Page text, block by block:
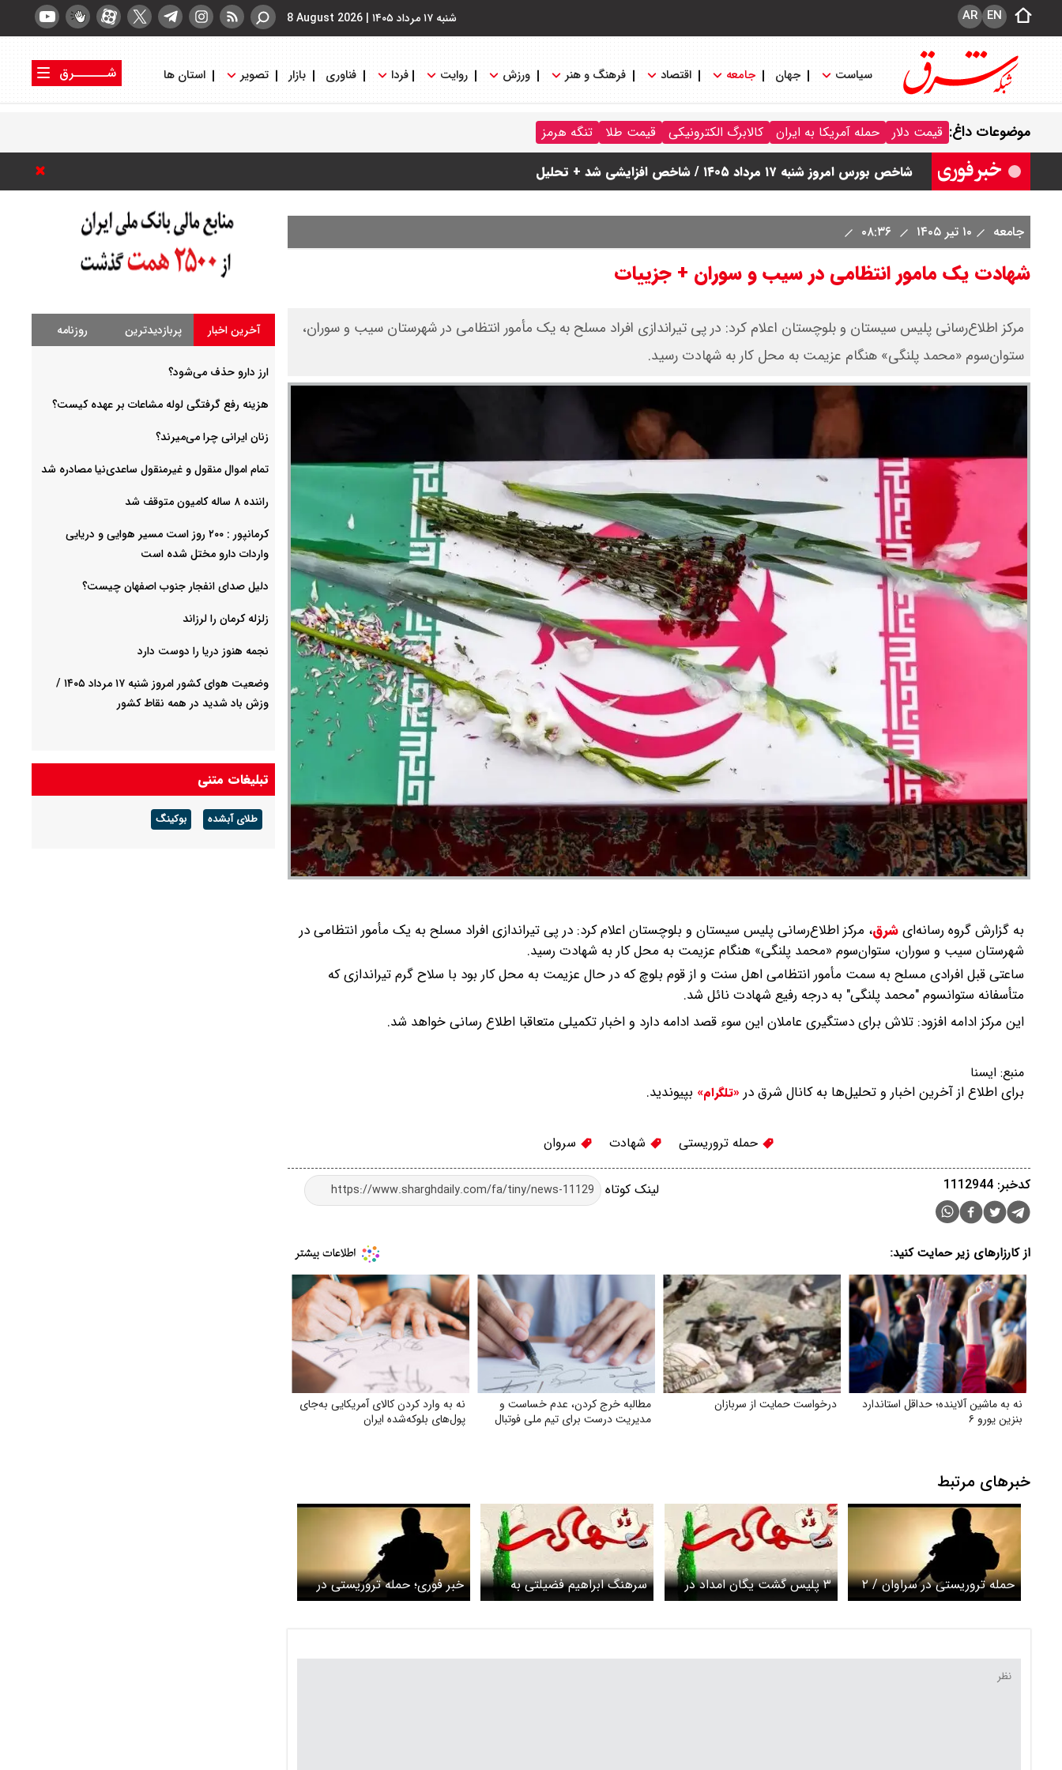
شنبه ۱۷ مرداد ۱۴۰۵ |
8 August 2026 EN
AR
سیاست جهان جامعه اقتصاد فرهنگ و هنر ورزش روایت فردا فناوری بازار تصویر استان ها
شــــــرق
موضوعات داغ: قیمت دلار حمله آمریکا به ایران کالابرگ الکترونیکی قیمت طلا تنگه هرمز
قیمت محصولات ایران خودرو امروز شنبه ۱۷ مرداد ۱۴۰۵ / قیمت دنا چند ؟ + جدول
ثبت نام سایپا از امروز ۱۷ مرداد ۱۴۰۵ آغاز شد / خرید کوییک با پیش پرداخت ۵۰۰ میلیون تومان + لینک
شاخص بورس امروز شنبه ۱۷ مرداد ۱۴۰۵ / شاخص افزایشی شد + تحلیل
قیمت نفت امروز شنبه ۱۷ مرداد ۱۴۰۵ / نفت صعودی شد + جدول
جامعه ۱۰ تیر ۱۴۰۵
شهادت یک مامور انتظامی در سیب و سوران + جزییات
مرکز اطلاع‌رسانی پلیس سیستان و بلوچستان اعلام کرد: در پی تیراندازی افراد مسلح به یک مأمور انتظامی در شهرستان سیب و سوران،
ستوان‌سوم «محمد پلنگی» هنگام عزیمت به محل کار به شهادت رسید.
به گزارش گروه رسانه‌ایشرق، مرکز اطلاع‌رسانی پلیس سیستان و بلوچستان اعلام کرد: در پی تیراندازی افراد مسلح به یک مأمور انتظامی در
شهرستان سیب و سوران، ستوان‌سوم «محمد پلنگی» هنگام عزیمت به محل کار به شهادت رسید.
ساعتی قبل افرادی مسلح به سمت مأمور انتظامی اهل سنت و از قوم بلوچ که در حال عزیمت به محل کار بود با سلاح گرم تیراندازی که
متأسفانه ستوانسوم "محمد پلنگی" به درجه رفیع شهادت نائل شد.
این مرکز ادامه افزود: تلاش برای دستگیری عاملان این سوء قصد ادامه دارد و اخبار تکمیلی متعاقبا اطلاع رسانی خواهد شد.
منبع: ايسنا
برای اطلاع از آخرین اخبار و تحلیل‌ها به کانال شرق در «تلگرام» بپیوندید.
حمله تروریستی شهادت سروان
لینک کوتاه کدخبر: 1112944
از کارزارهای زیر حمایت کنید:
نه به ماشین آلاینده؛ حداقل استاندارد
بنزین یورو ۶
درخواست حمایت از سربازان
مطالبه خرج کردن، عدم خساست و
مدیریت درست برای تیم ملی فوتبال
نه به وارد کردن کالای آمریکایی به‌جای
پول‌های بلوکه‌شده ایران
خبرهای مرتبط
حمله تروریستی در سراوان / ۲
تروریست کشته شدند
۳ پلیس گشت یگان امداد در
سراوان به شهادت رسیدند
سرهنگ ابراهیم فضیلتی به
شهادت رسید + عکس و
خبر فوری؛ حمله تروریستی در
محورخاش-زاهدان / شهادت ۲
آخرین اخبار پربازدیدترین روزنامه
ارز دارو حذف می‌شود؟
هزینه رفع گرفتگی لوله مشاعات بر عهده کیست؟
زنان ایرانی چرا می‌میرند؟
تمام اموال منقول و غیرمنقول ساعدی‌نیا مصادره شد
راننده ۸ ساله کامیون متوقف شد
کرمانپور : ۲۰۰ روز است مسیر هوایی و دریایی
واردات دارو مختل شده است
دلیل صدای انفجار جنوب اصفهان چیست؟
زلزله کرمان را لرزاند
نجمه هنوز دریا را دوست دارد
وضعیت هوای کشور امروز شنبه ۱۷ مرداد ۱۴۰۵ /
وزش باد شدید در همه نقاط کشور
تبلیغات متنی
طلای آبشده بوکینگ